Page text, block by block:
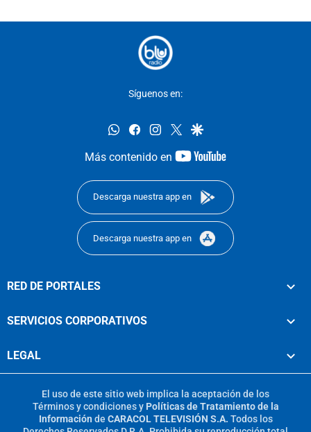
Síguenos en:
whatsappfacebookinstagram
twittergoogle
Más contenido en
youtube-
Descarga nuestra app en
Descarga nuestra app en
RED DE PORTALES
SERVICIOS CORPORATIVOS
LEGAL
El uso de este sitio web implica la aceptación de los
Términos y condicionesy Políticas de Tratamiento de la
Información de CARACOL TELEVISIÓN S.A. Todos los